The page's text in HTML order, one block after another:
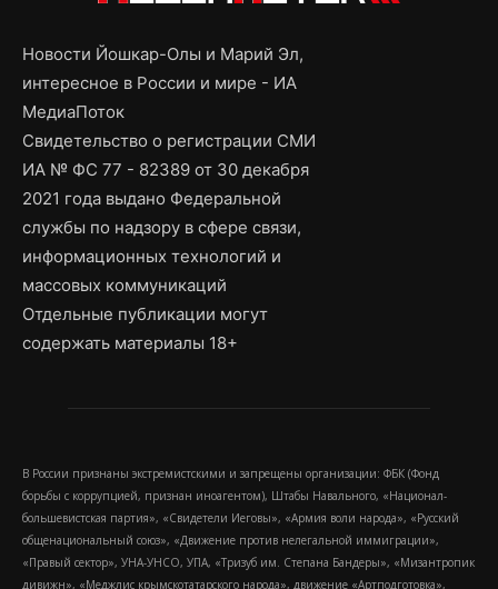
Новости Йошкар-Олы и Марий Эл,
интересное в России и мире - ИА
МедиаПоток
Свидетельство о регистрации СМИ
ИА № ФС 77 - 82389 от 30 декабря
2021 года выдано Федеральной
службы по надзору в сфере связи,
информационных технологий и
массовых коммуникаций
Отдельные публикации могут
содержать материалы 18+
В России признаны экстремистскими и запрещены организации: ФБК (Фонд
борьбы с коррупцией, признан иноагентом), Штабы Навального, «Национал-
большевистская партия», «Свидетели Иеговы», «Армия воли народа», «Русский
общенациональный союз», «Движение против нелегальной иммиграции»,
«Правый сектор», УНА-УНСО, УПА, «Тризуб им. Степана Бандеры», «Мизантропик
дивижн», «Меджлис крымскотатарского народа», движение «Артподготовка»,